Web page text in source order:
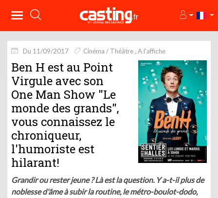
Du 11/09/2017 Cinéma / Théâtre A l'affiche
Ben H est au Point
Virgule avec son
One Man Show "Le
monde des grands",
vous connaissez le
chroniqueur,
l'humoriste est
hilarant!
Grandir ou rester jeune ? Là est la question. Y a-t-il plus de
noblesse d'âme à subir la routine, le métro-boulot-dodo,